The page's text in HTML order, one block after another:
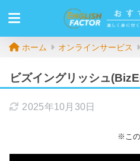
ホーム オンラインサービス
ビズイングリッシュ
2025年10月30日
※この